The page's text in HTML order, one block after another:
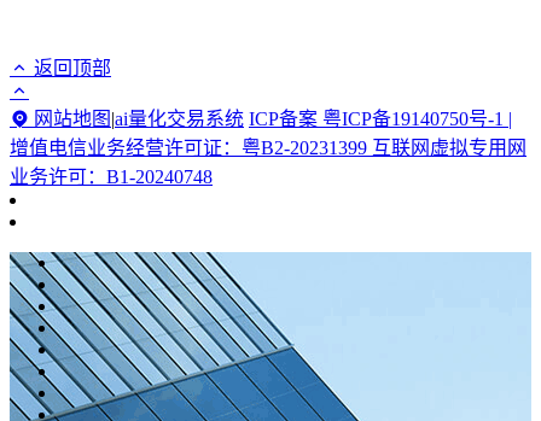
返回顶部
网站地图 |ai量化交易系统 ICP备案 粤ICP备19140750号-1 |
增值电信业务经营许可证：粤B2-20231399 互联网虚拟专用网
业务许可：B1-20240748